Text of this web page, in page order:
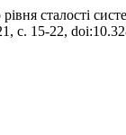
сталості
с. 15-22,